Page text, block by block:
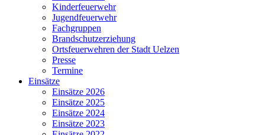
Kinderfeuerwehr
Jugendfeuerwehr
Fachgruppen
Brandschutzerziehung
Ortsfeuerwehren der Stadt Uelzen
Presse
Termine
Einsätze
Einsätze 2026
Einsätze 2025
Einsätze 2024
Einsätze 2023